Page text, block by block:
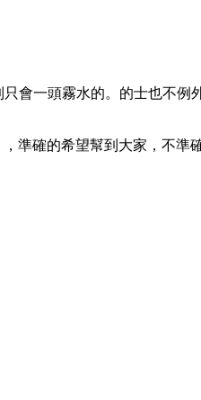
會一頭霧水的。的士也不例
準確的希望幫到大家，不準